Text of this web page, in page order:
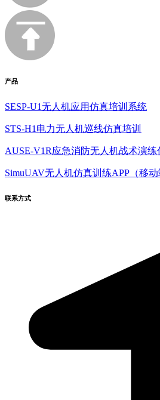
产品
SESP-U1无人机应用仿真培训系统
STS-H1电力无人机巡线仿真培训
AUSE-V1R应急消防无人机战术演练
SimuUAV无人机仿真训练APP（移动
联系方式